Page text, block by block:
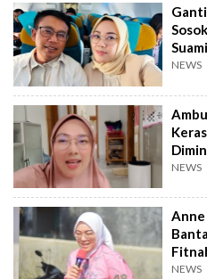
NEWS
NEWS
Anne
NEWS